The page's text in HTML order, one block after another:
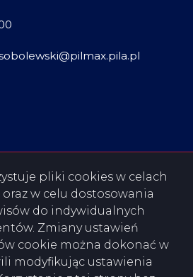
pliki cookies w celach
oraz w celu dostosowania
do indywidualnych
Zmiany ustawień
cookie można dokonać w
modyfikując ustawienia